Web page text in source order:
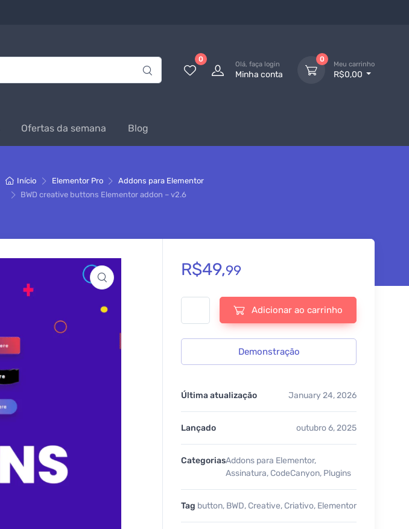
0
Olá, faça login
Minha conta
0
Meu carrinho
R$0,00
Ofertas da semana Blog
Início Elementor Pro
Addons para Elementor
BWD creative buttons Elementor addon – v2.6
R$49,99
BWD creative buttons Elementor addon - v2.6 quantidade
Adicionar ao carrinho
Demonstração
Última atualização January 24, 2026
Lançado outubro 6, 2025
CategoriasAddons para Elementor,
Assinatura, CodeCanyon, Plugins
Tag button, BWD, Creative, Criativo, Elementor